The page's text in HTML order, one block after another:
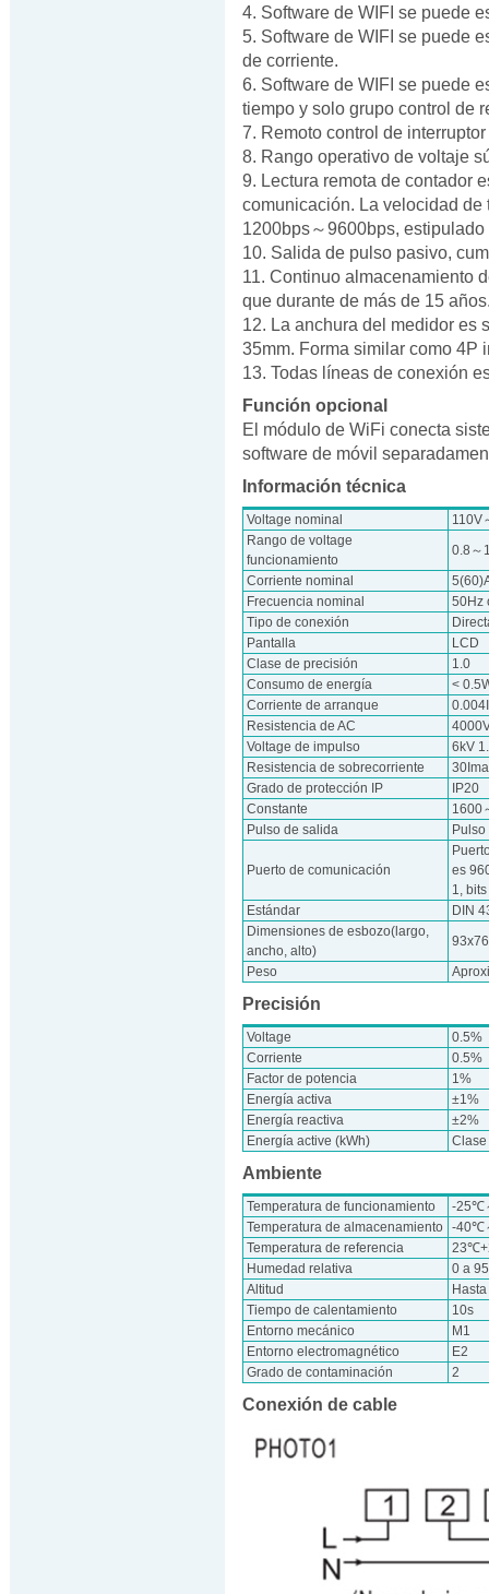
4. Software de WIFI se puede
5. Software de WIFI se puede
de corriente.
6. Software de WIFI se puede
tiempo y solo grupo control de
7. Remoto control de interruptor
8. Rango operativo de voltaje
9. Lectura remota de contador
comunicación. La velocidad
1200bps～9600bps,
10. Salida de pulso pasivo,
11. Continuo almacenamiento
que durante de más de 15
12. La anchura del medidor es
35mm. Forma similar como 4P
13. Todas líneas de conexión
Función opcional
El módulo de WiFi conecta
software de móvil
Información técnica
Voltage nominal
110V
Rango de voltage
funcionamiento
0.8～
Corriente nominal
Frecuencia nominal
50Hz
Tipo de conexión
Pantalla
LCD
Clase de precisión
1.0
Consumo de energía
<
Corriente de arranque
Resistencia de AC
Voltage de impulso
6kV
Resistencia de sobrecorriente
Grado de protección IP
IP20
Constante
1600
Pulso de salida
Puerto de comunicación
es
1,
Estándar
DIN
Dimensiones de esbozo(largo,
ancho, alto)
Peso
Precisión
Voltage
0.5%
Corriente
0.5%
Factor de potencia
1%
Energía activa
±1%
Energía reactiva
±2%
Energía active (kWh)
Ambiente
Temperatura de funcionamiento
-25℃
Temperatura de almacenamiento
-40℃
Temperatura de referencia
Humedad relativa
0 a
Altitud
Tiempo de calentamiento
10s
Entorno mecánico
M1
Entorno electromagnético
E2
Grado de contaminación
2
Conexión de cable